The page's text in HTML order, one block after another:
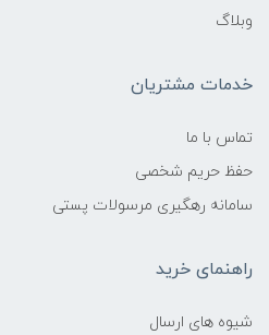
وبلاگ
خدمات مشتریان
تماس با ما
حفظ حریم شخصی
سامانه رهگیری مرسولات پستی
راهنمای خرید
شیوه های ارسال